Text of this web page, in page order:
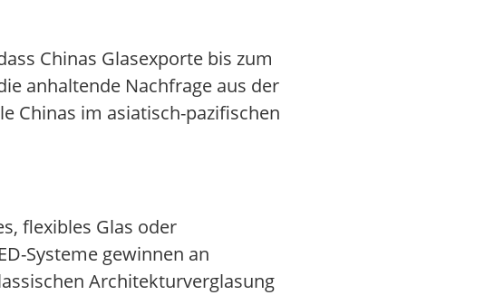
Chinas Glasexporte bis zum
anhaltende Nachfrage aus der
Chinas im asiatisch-pazifischen
flexibles Glas oder
Systeme gewinnen an
Architekturverglasung